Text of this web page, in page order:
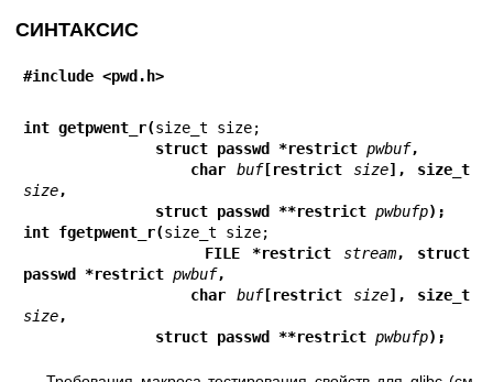
СИНТАКСИС
#include <pwd.h>
int getpwent_r(
               struct passwd *restrict
pwbuf,
               char
buf[restrict size
size,
               struct passwd **restrict
pwbufp);
int fgetpwent_r(
               FILE *restrict
stream, struct
passwd *restrict pwbuf,
               char
buf[restrict size
size,
               struct passwd **restrict
pwbufp);